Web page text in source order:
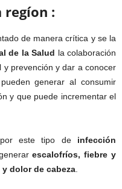
regíon :
de manera crítica y se la
de la Salud la colaboración
y prevención y dar a conocer
generar al consumir
y que puede incrementar el
este tipo de infección
escalofríos, fiebre y
dolor de cabeza.